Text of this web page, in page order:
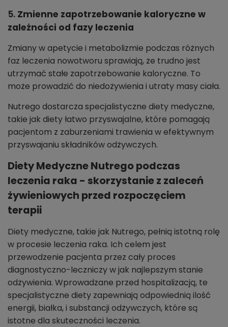
5. Zmienne zapotrzebowanie kaloryczne w
zależności od fazy leczenia
Zmiany w apetycie i metabolizmie podczas różnych
faz leczenia nowotworu sprawiają, że trudno jest
utrzymać stałe zapotrzebowanie kaloryczne. To
może prowadzić do niedożywienia i utraty masy ciała.
Nutrego dostarcza specjalistyczne diety medyczne,
takie jak diety łatwo przyswajalne, które pomagają
pacjentom z zaburzeniami trawienia w efektywnym
przyswajaniu składników odżywczych.
Diety Medyczne Nutrego podczas
leczenia raka - skorzystanie z zaleceń
żywieniowych przed rozpoczęciem
terapii
Diety medyczne, takie jak Nutrego, pełnią istotną rolę
w procesie leczenia raka. Ich celem jest
przewodzenie pacjenta przez cały proces
diagnostyczno-leczniczy w jak najlepszym stanie
odżywienia. Wprowadzane przed hospitalizacją, te
specjalistyczne diety zapewniają odpowiednią ilość
energii, białka, i substancji odżywczych, które są
istotne dla skuteczności leczenia.